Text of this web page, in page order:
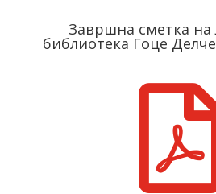
Завршнa сметкa на
библиотека Гоце